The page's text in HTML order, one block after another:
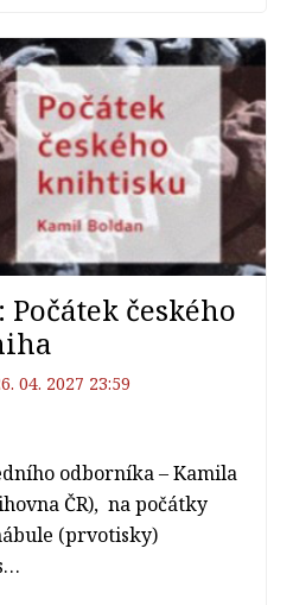
českého
04. 2027 23:59
odborníka – Kamila
ČR), na počátky
(prvotisky)